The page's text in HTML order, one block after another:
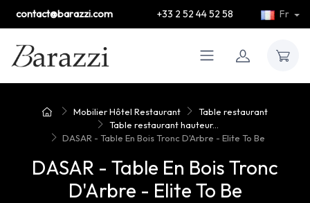
contact@barazzi.com +33 2 52 44 52 58 Fr
Mobilier Hôtel Restaurant
Table restaurant
Table restaurant hauteur...
DASAR - Table En Bois Tronc D'Arbre - Elite To Be
DASAR - Table En Bois Tronc
D'Arbre - Elite To Be